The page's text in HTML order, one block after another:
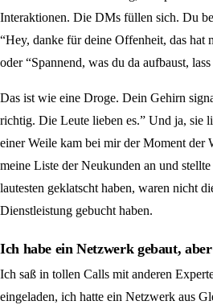
Interaktionen. Die DMs füllen sich. Du
“Hey, danke für deine Offenheit, das hat
oder “Spannend, was du da aufbaust,
Das ist wie eine Droge. Dein Gehirn
richtig. Die Leute lieben es.” Und ja, sie
einer Weile kam bei mir der Moment der
meine Liste der Neukunden an und
lautesten geklatscht haben, waren nicht
Dienstleistung gebucht haben.
Ich habe ein Netzwerk gebaut,
Ich saß in tollen Calls mit anderen
eingeladen, ich hatte ein Netzwerk aus